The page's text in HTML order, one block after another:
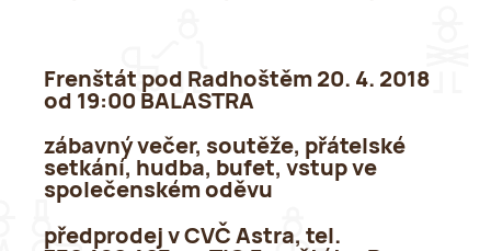
Frenštát pod Radhoštěm 20. 4. 2018
od 19:00 BALASTRA
zábavný večer, soutěže, přátelské
setkání, hudba, bufet, vstup ve
společenském oděvu
předprodej v CVČ Astra, tel.